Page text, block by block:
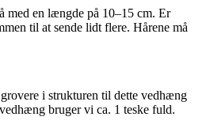
med en længde på 10–15 cm. Er
til at sende lidt flere. Hårene må
i strukturen til dette vedhæng
bruger vi ca. 1 teske fuld.